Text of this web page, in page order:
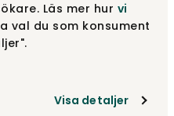
Läs mer hur vi
val du som konsument
Visa detaljer
2 000 kr
2 000 kr